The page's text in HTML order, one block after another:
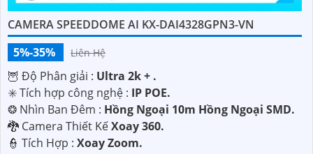
CAMERA SPEEDDOME AI KX-DAI4328GPN3-VN
5%-35%
Liên Hệ
🦉 Độ Phân giải : Ultra 2k + .
✳️ Tích hợp công nghệ : IP POE.
❂ Nhìn Ban Đêm : Hồng Ngoại 10m Hồng Ngoại SMD.
🐉️ Camera Thiết KếXoay 360.
️👮 Tích Hợp : Xoay Zoom.